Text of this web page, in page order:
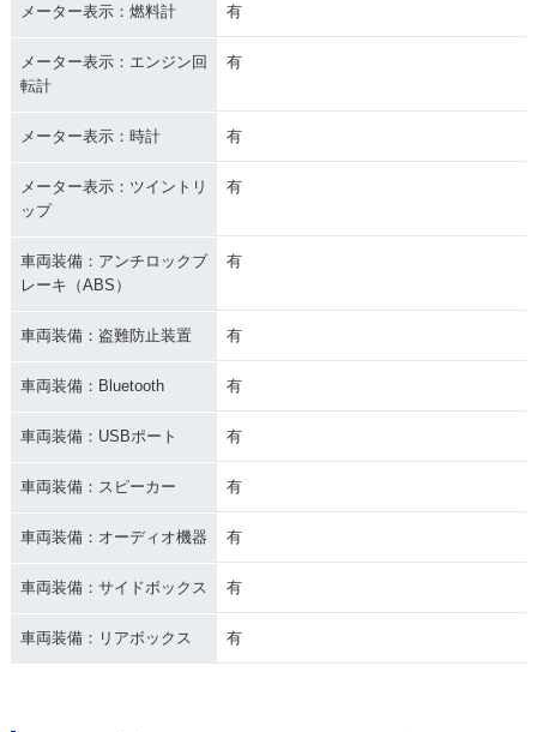
メーター表示：燃料計 有
メーター表示：エンジン回
転計
有
メーター表示：時計 有
メーター表示：ツイントリ
ップ
有
車両装備：アンチロックブ
レーキ（ABS）
有
車両装備：盗難防止装置 有
車両装備：Bluetooth 有
車両装備：USBポート 有
車両装備：スピーカー 有
車両装備：オーディオ機器 有
車両装備：サイドボックス 有
車両装備：リアボックス 有